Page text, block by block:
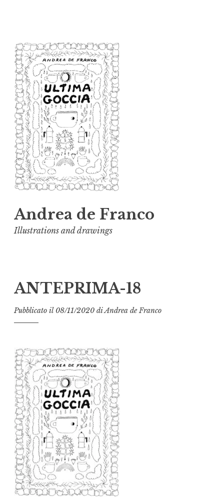
al
contenuto
Andrea de Franco
Illustrations and drawings
ANTEPRIMA-18
Pubblicato il 08/11/2020 diAndrea de Franco